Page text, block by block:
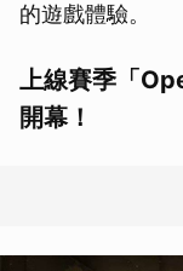
的遊戲體驗。
上線賽季「
開幕！